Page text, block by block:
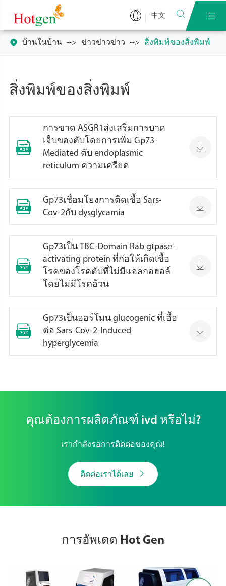
中文  
 บ้านในบ้าน ข่าวข่าวข่าว สิ่งพิมพ์ของสิ่งพิมพ์
สิ่งพิมพ์ของสิ่งพิมพ์

การขาด ASGR1ส่งเสริมการบาด
เจ็บของตับโดยการเพิ่ม Gp73-
Mediated ตับ endoplasmic
reticulum ความเครียด


Gp73เชื่อมโยงการติดเชื้อ Sars-
Cov-2กับ dysglycamia


Gp73เป็น TBC-Domain Rab gtpase-
activating protein ที่ก่อให้เกิดเชื้อ
โรคของโรคตับที่ไม่มีแอลกอฮอล์
โดยไม่มีโรคอ้วน


Gp73เป็นฮอร์โมน glucogenic ที่เอื้อ
ต่อ Sars-Cov-2-Induced
hyperglycemia

คุณต้องการผลิตภัณฑ์ ivd หรือไม่?
เรากำลังรอการติดต่อของคุณ!
ติดต่อเราได้เลย 
การอัพเดต Hot Gen